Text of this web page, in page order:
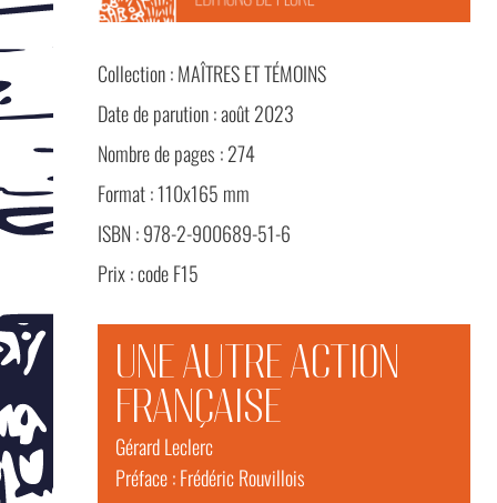
Collection :MAÎTRES ET TÉMOINS
Date de parution :août 2023
Nombre de pages :274
Format :110x165 mm
ISBN :978-2-900689-51-6
Prix :code F15
UNE AUTRE ACTION
FRANÇAISE
Gérard Leclerc
Préface : Frédéric Rouvillois